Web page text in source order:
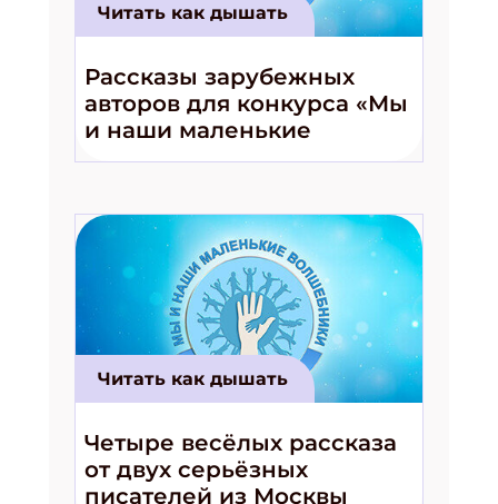
Читать как дышать
Рассказы зарубежных
авторов для конкурса «Мы
и наши маленькие
волшебники!»
Читать как дышать
Четыре весёлых рассказа
от двух серьёзных
писателей из Москвы